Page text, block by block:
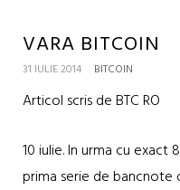
VARA BITCOIN
31 IULIE 2014 BITCOIN
Articol scris de BTC RO
10 iulie. In urma cu
prima serie de bancnote